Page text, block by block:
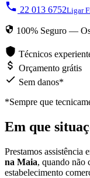
22 013 6752Ligar
100% Seguro —
Técnicos
Orçamento grátis
Sem danos*
*Sempre que
Em que
Prestamos assistência
na Maia, quando não
estabelecimento